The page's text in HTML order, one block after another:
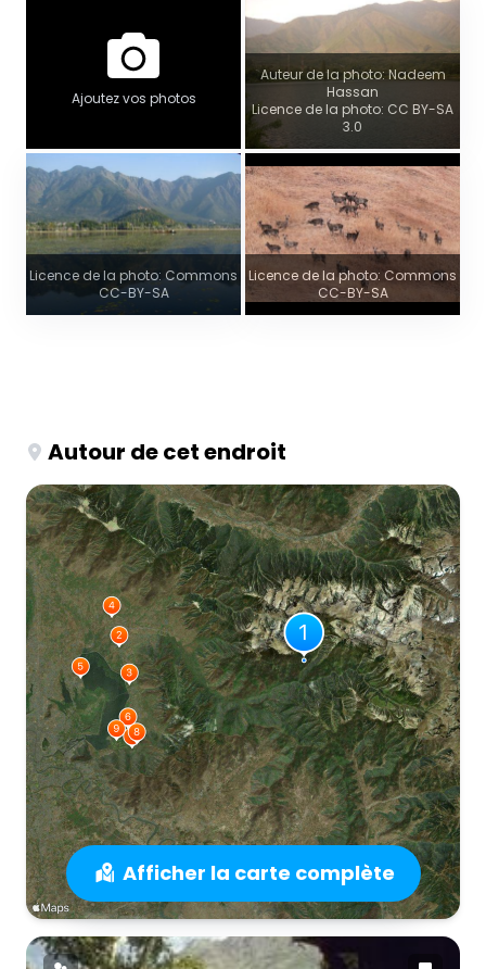
Ajoutez vos photos
Auteur de la photo: Nadeem
Hassan
Licence de la photo: CC BY-SA
3.0
Licence de la photo: Commons
CC-BY-SA
Licence de la photo: Commons
CC-BY-SA
Autour de cet endroit
Afficher la carte complète